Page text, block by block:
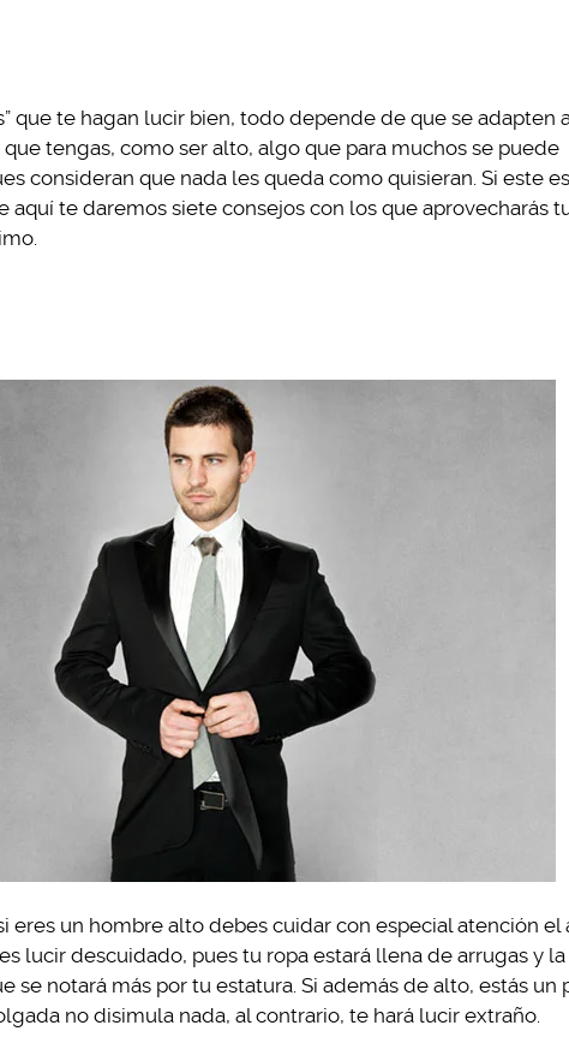
que te hagan lucir bien, todo depende de que se adapten
tengas, como ser alto, algo que para muchos se puede
consideran que nada les queda como quisieran. Si este
aquí te daremos siete consejos con los que aprovecharás
eres un hombre alto debes cuidar con especial atención el
lucir descuidado, pues tu ropa estará llena de arrugas y
se notará más por tu estatura. Si además de alto, estás un
no disimula nada, al contrario, te hará lucir extraño.